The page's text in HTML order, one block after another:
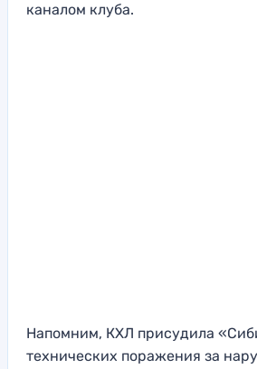
каналом клуба.
Напомним, КХЛ присудила
технических поражения за